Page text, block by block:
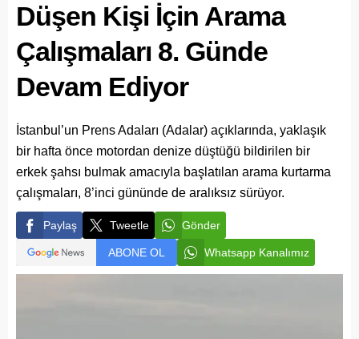
Düşen Kişi İçin Arama
Çalışmaları 8. Günde
Devam Ediyor
İstanbul’un Prens Adaları (Adalar) açıklarında, yaklaşık
bir hafta önce motordan denize düştüğü bildirilen bir
erkek şahsı bulmak amacıyla başlatılan arama kurtarma
çalışmaları, 8’inci gününde de aralıksız sürüyor.
Paylaş Tweetle Gönder
ABONE OL Whatsapp Kanalımız